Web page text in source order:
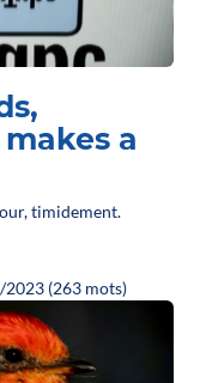
a
timidement.
(263 mots)